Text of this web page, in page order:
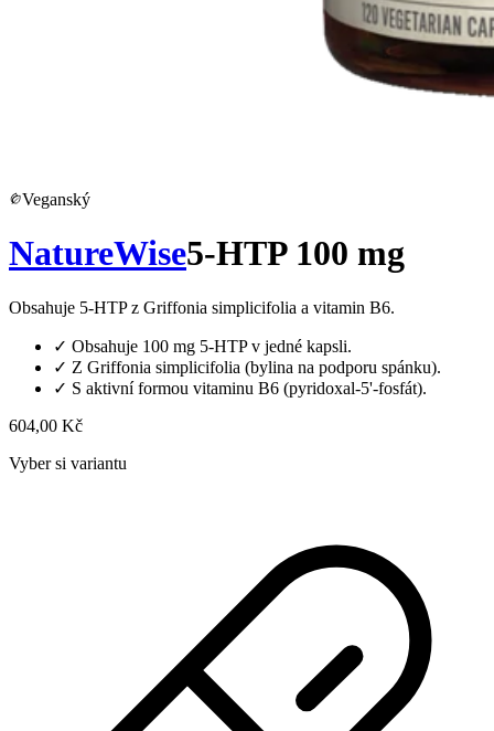
Veganský
NatureWise5-HTP 100 mg
Obsahuje 5-HTP z Griffonia simplicifolia a vitamin B6.
✓ Obsahuje 100 mg 5-HTP v jedné kapsli.
✓ Z Griffonia simplicifolia (bylina na podporu spánku).
✓ S aktivní formou vitaminu B6 (pyridoxal-5'-fosfát).
604,00 Kč
Vyber si variantu